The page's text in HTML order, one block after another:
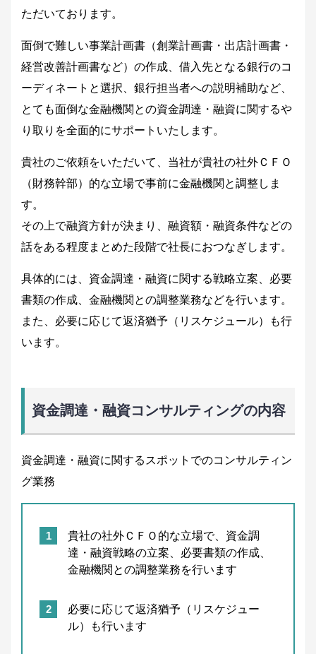
ただいております。
面倒で難しい事業計画書（創業計画書・出店計画書・
経営改善計画書など）の作成、借入先となる銀行のコ
ーディネートと選択、銀行担当者への説明補助など、
とても面倒な金融機関との資金調達・融資に関するや
り取りを全面的にサポートいたします。
貴社のご依頼をいただいて、当社が貴社の社外ＣＦＯ
（財務幹部）的な立場で事前に金融機関と調整しま
す。
その上で融資方針が決まり、融資額・融資条件などの
話をある程度まとめた段階で社長におつなぎします。
具体的には、資金調達・融資に関する戦略立案、必要
書類の作成、金融機関との調整業務などを行います。
また、必要に応じて返済猶予（リスケジュール）も行
います。
資金調達・融資コンサルティングの内容
資金調達・融資に関するスポットでのコンサルティン
グ業務
貴社の社外ＣＦＯ的な立場で、資金調
達・融資戦略の立案、必要書類の作成、
金融機関との調整業務を行います
必要に応じて返済猶予（リスケジュー
ル）も行います